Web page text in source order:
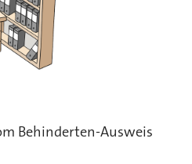
Behinderten-Ausweis